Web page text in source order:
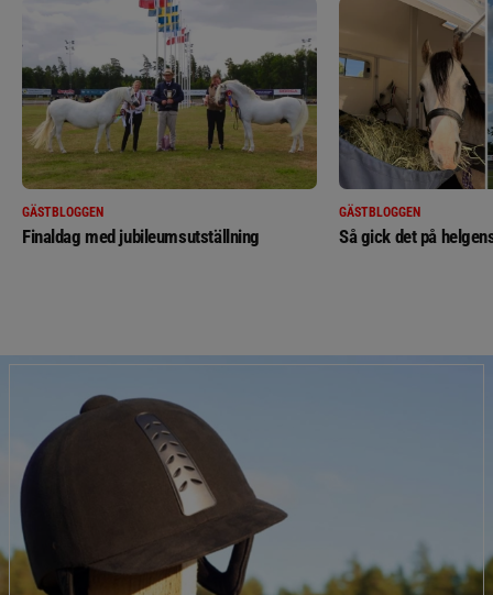
GÄSTBLOGGEN
Finaldag med jubileumsutställning
GÄSTBLOGGEN
Så gick det på